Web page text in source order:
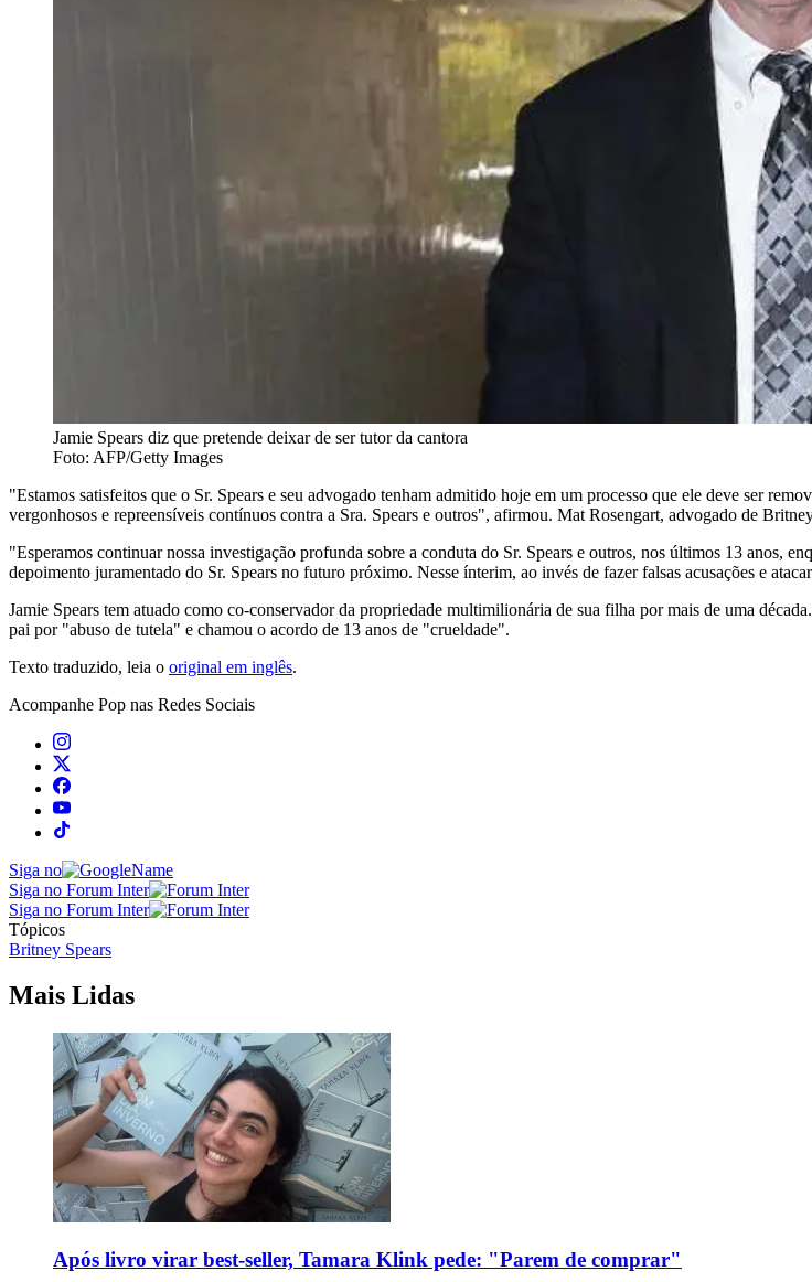
Jamie Spears diz que pretende deixar de ser tutor da cantora
Foto: AFP/Getty Images
"Estamos satisfeitos que o Sr. Spears e seu advogado tenham admitido hoje em um processo que ele deve ser
vergonhosos e repreensíveis contínuos contra a Sra. Spears e outros", afirmou. Mat Rosengart, advogado de
"Esperamos continuar nossa investigação profunda sobre a conduta do Sr. Spears e outros, nos últimos 13 anos,
depoimento juramentado do Sr. Spears no futuro próximo. Nesse ínterim, ao invés de fazer falsas acusações e
Jamie Spears tem atuado como co-conservador da propriedade multimilionária de sua filha por mais de uma
pai por "abuso de tutela" e chamou o acordo de 13 anos de "crueldade".
Texto traduzido, leia o original em inglês.
Acompanhe Pop nas Redes Sociais
Siga no
Siga no Forum Inter
Siga no Forum Inter
Tópicos
Britney Spears
Mais Lidas
Após livro virar best-seller, Tamara Klink pede: "Parem de comprar"